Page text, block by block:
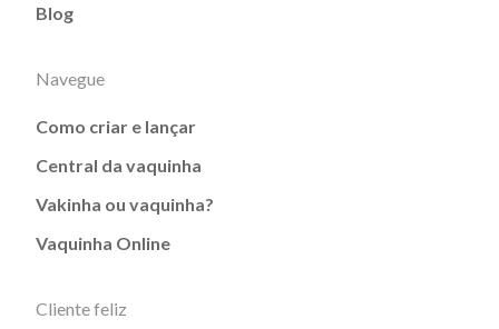
Blog
Navegue
Como criar e lançar
Central da vaquinha
Vakinha ou vaquinha?
Vaquinha Online
Cliente feliz